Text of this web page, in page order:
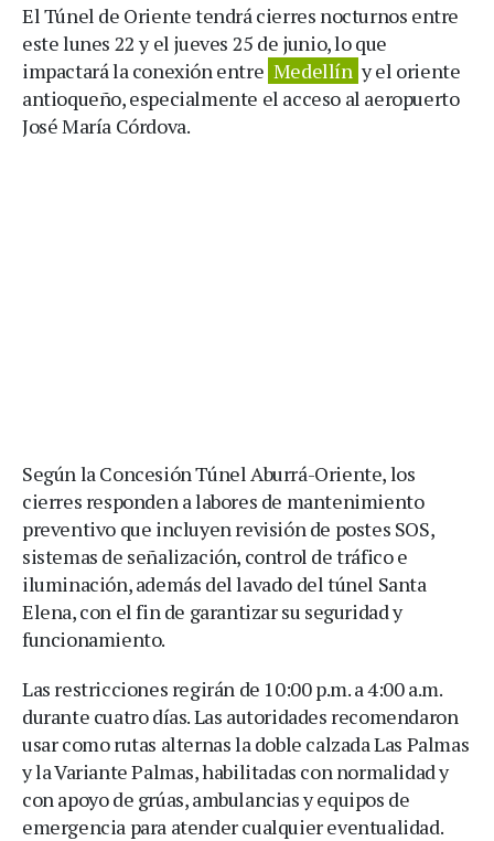
El Túnel de Oriente tendrá cierres nocturnos entre
este lunes 22 y el jueves 25 de junio, lo que
impactará la conexión entre Medellín y el oriente
antioqueño, especialmente el acceso al aeropuerto
José María Córdova.
Según la Concesión Túnel Aburrá-Oriente, los
cierres responden a labores de mantenimiento
preventivo que incluyen revisión de postes SOS,
sistemas de señalización, control de tráfico e
iluminación, además del lavado del túnel Santa
Elena, con el fin de garantizar su seguridad y
funcionamiento.
Las restricciones regirán de 10:00 p.m. a 4:00 a.m.
durante cuatro días. Las autoridades recomendaron
usar como rutas alternas la doble calzada Las Palmas
y la Variante Palmas, habilitadas con normalidad y
con apoyo de grúas, ambulancias y equipos de
emergencia para atender cualquier eventualidad.